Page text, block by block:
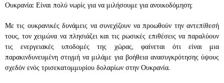
Ουκρανία: Είναι πολύ νωρίς για να μιλήσουμε για ανοικοδόμηση;
Με τις ουκρανικές δυνάμεις να συνεχίζουν να προωθούν την αντεπίθεσή
τους, τον χειμώνα να πλησιάζει και τις ρωσικές επιθέσεις να παραλύουν
τις ενεργειακές υποδομές της χώρας, φαίνεται ότι είναι μια
παρακινδυνευμένη στιγμή να μιλάμε για βοήθεια ανασυγκρότησης ύψους
σχεδόν ενός τρισεκατομμυρίου δολαρίων στην Ουκρανία.